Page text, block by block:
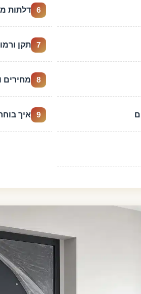
6 דלתות
7 תקן
8 מחירים
9 איך